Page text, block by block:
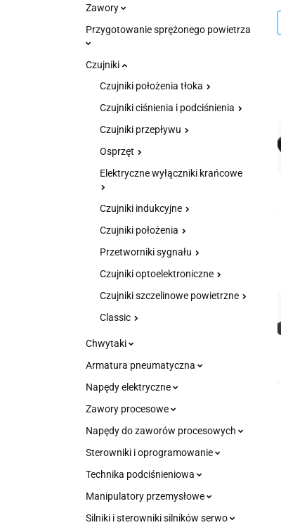
Zawory
Przygotowanie sprężonego powietrza
Czujniki
Czujniki położenia tłoka
Czujniki ciśnienia i podciśnienia
Czujniki przepływu
Osprzęt
Elektryczne wyłączniki krańcowe
Czujniki indukcyjne
Czujniki położenia
Przetworniki sygnału
Czujniki optoelektroniczne
Czujniki szczelinowe powietrzne
Classic
Chwytaki
Armatura pneumatyczna
Napędy elektryczne
Zawory procesowe
Napędy do zaworów procesowych
Sterowniki i oprogramowanie
Technika podciśnieniowa
Manipulatory przemysłowe
Silniki i sterowniki silników serwo